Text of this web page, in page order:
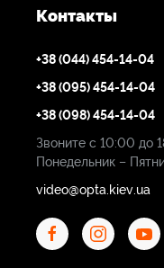
Контакты
+38 (044) 454-14-04
+38 (095) 454-14-04
+38 (098) 454-14-04
Звоните с 10:00 до
Понедельник –
video@opta.kiev.ua